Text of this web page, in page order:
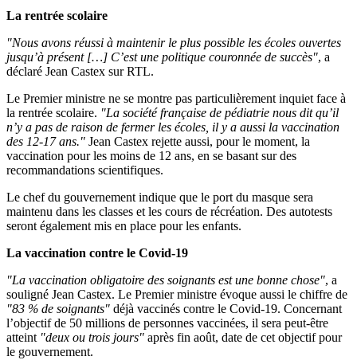
La rentrée scolaire
Nous avons réussi à maintenir le plus possible les écoles ouvertes
jusqu’à présent […] C’est une politique couronnée de succès , a
déclaré Jean Castex sur RTL.
Le Premier ministre ne se montre pas particulièrement inquiet face à
la rentrée scolaire.
La société française de pédiatrie nous dit qu’il
n’y a pas de raison de fermer les écoles, il y a aussi la vaccination
des 12-17 ans.
​ Jean Castex rejette aussi, pour le moment, la
vaccination pour les moins de 12 ans, en se basant sur des
recommandations scientifiques.
Le chef du gouvernement indique que le port du masque sera
maintenu dans les classes et les cours de récréation. Des autotests
seront également mis en place pour les enfants.
La vaccination contre le Covid-19
La vaccination obligatoire des soignants est une bonne chose , a
souligné Jean Castex. Le Premier ministre évoque aussi le chiffre de
83 % de soignants
​déjà vaccinés contre le Covid-19. Concernant
l’objectif de 50 millions de personnes vaccinées, il sera peut-être
atteint
deux ou trois jours
​après fin août, date de cet objectif pour
le gouvernement.